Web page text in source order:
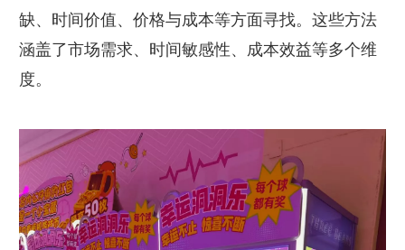
缺、时间价值、价格与成本等方面寻找。这些方法
涵盖了市场需求、时间敏感性、成本效益等多个维
度。